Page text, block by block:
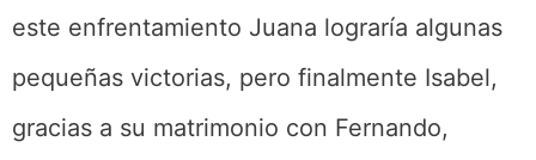
este enfrentamiento Juana lograría algunas
pequeñas victorias, pero finalmente Isabel,
gracias a su matrimonio con Fernando,